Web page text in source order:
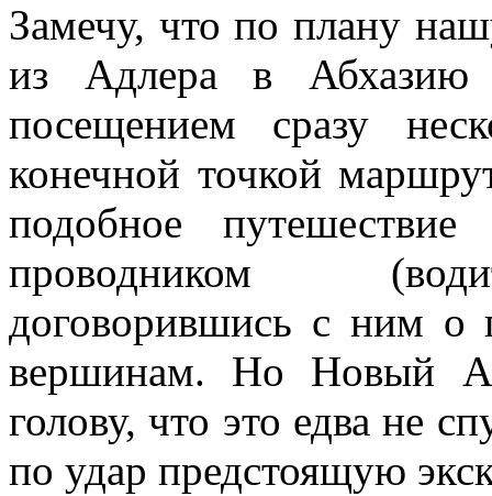
Замечу, что по плану
из Адлера в Абхазию
посещением сразу
конечной точкой
подобное
проводником
договорившись с ним о
вершинам. Но Новый
голову, что это едва не
по удар предстоящую